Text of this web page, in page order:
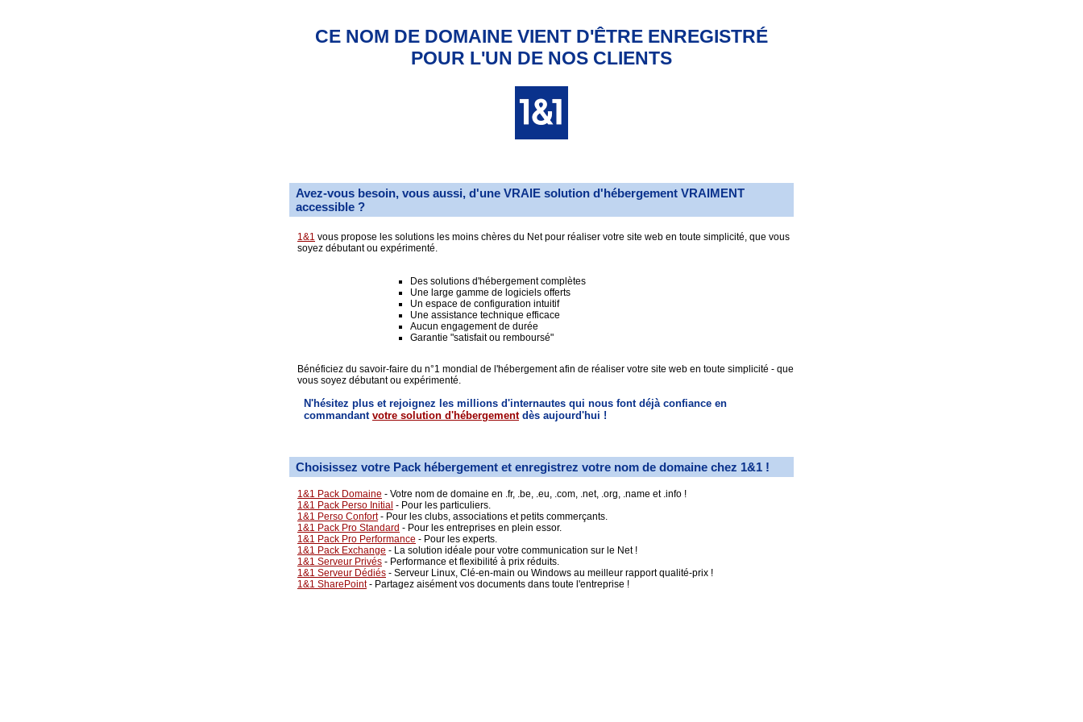
CE NOM DE DOMAINE VIENT D'ÊTRE ENREGISTRÉ
POUR L'UN DE NOS CLIENTS
Avez-vous besoin, vous aussi, d'une VRAIE solution d'hébergement VRAIMENT
accessible ?
1&1 vous propose les solutions les moins chères du Net pour réaliser votre site web en toute simplicité, que vous
soyez débutant ou expérimenté.
Des solutions d'hébergement complètes
Une large gamme de logiciels offerts
Un espace de configuration intuitif
Une assistance technique efficace
Aucun engagement de durée
Garantie "satisfait ou remboursé"
Bénéficiez du savoir-faire du n°1 mondial de l'hébergement afin de réaliser votre site web en toute simplicité - que
vous soyez débutant ou expérimenté.
N'hésitez plus et rejoignez les millions d'internautes qui nous font déjà confiance en
commandant votre solution d'hébergementdès aujourd'hui !
Choisissez votre Pack hébergement et enregistrez votre nom de domaine chez 1&1 !
1&1 Pack Domaine - Votre nom de domaine en .fr, .be, .eu, .com, .net, .org, .name et .info !
1&1 Pack Perso Initial - Pour les particuliers.
1&1 Perso Confort- Pour les clubs, associations et petits commerçants.
1&1 Pack Pro Standard - Pour les entreprises en plein essor.
1&1 Pack Pro Performance - Pour les experts.
1&1 Pack Exchange - La solution idéale pour votre communication sur le Net !
1&1 Serveur Privés - Performance et flexibilité à prix réduits.
1&1 Serveur Dédiés - Serveur Linux, Clé-en-main ou Windows au meilleur rapport qualité-prix !
1&1 SharePoint- Partagez aisément vos documents dans toute l'entreprise !